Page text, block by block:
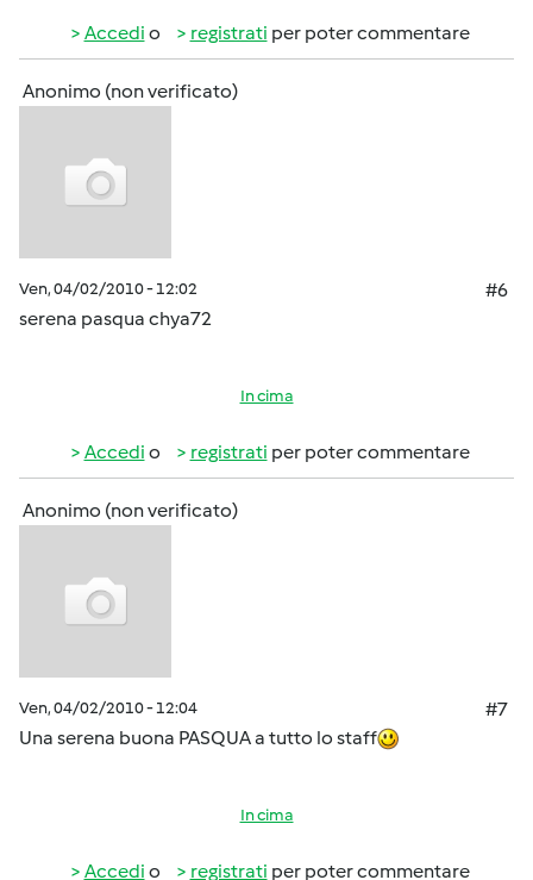
Accedi o registrati per poter commentare
Anonimo (non verificato)
Ven, 04/02/2010 - 12:02
#6
serena pasqua chya72
In cima
Accedi o registrati per poter commentare
Anonimo (non verificato)
Ven, 04/02/2010 - 12:04
#7
Una serena buona PASQUA a tutto lo staff
In cima
Accedi o registrati per poter commentare